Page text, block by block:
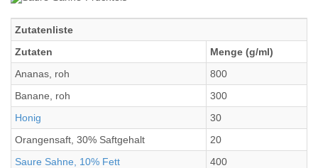
Zutatenliste
Zutaten
Menge (g/ml)
Ananas, roh
800
Banane, roh
300
Honig
30
Orangensaft, 30% Saftgehalt
20
Saure Sahne, 10% Fett
400